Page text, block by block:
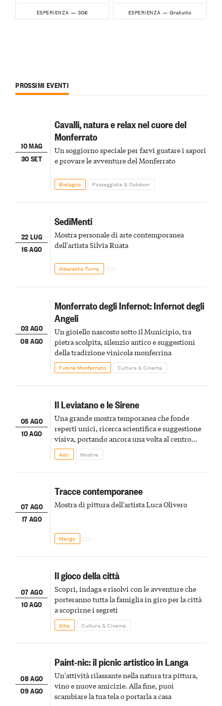
ESPERIENZA — 30€ ESPERIENZA — Gratuito
PROSSIMI EVENTI
10 MAG
30 SET
Cavalli, natura e relax nel cuore del
Monferrato
Un soggiorno speciale per farvi gustare i sapori
e provare le avventure del Monferrato
Bistagno Passeggiate & Outdoor
22 LUG
16 AGO
SediMenti
Mostra personale di arte contemporanea
dell'artista Silvia Ruata
Albaretto Torre
03 AGO
08 AGO
Monferrato degli Infernot: Infernot degli
Angeli
Un gioiello nascosto sotto il Municipio, tra
pietra scolpita, silenzio antico e suggestioni
della tradizione vinicola monferrina
Fubine Monferrato Cultura & Cinema
05 AGO
10 AGO
Il Leviatano e le Sirene
Una grande mostra temporanea che fonde
reperti unici, ricerca scientifica e suggestione
visiva, portando ancora una volta al centro
della scena le meraviglie del passato astigiano
Asti Mostre
07 AGO
17 AGO
Tracce contemporanee
Mostra di pittura dell'artista Luca Olivero
Mango
07 AGO
10 AGO
Il gioco della città
Scopri, indaga e risolvi con le avventure che
porteranno tutta la famiglia in giro per la città
a scoprirne i segreti
Alba Cultura & Cinema
08 AGO
09 AGO
Paint-nic: il picnic artistico in Langa
Un'attività rilassante nella natura tra pittura,
vino e nuove amicizie. Alla fine, puoi
scambiare la tua tela o portarla a casa